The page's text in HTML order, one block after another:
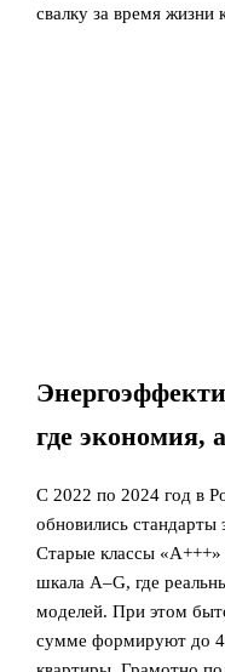
свалку за время жизни
где экономия,
С 2022 по 2024 год в
обновились стандарты
Старые классы
шкала A–G, где
моделей. При этом
сумме формируют до